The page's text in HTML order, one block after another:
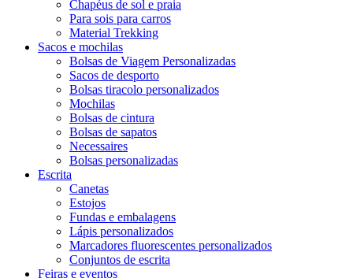
Chapéus de sol e praia
Para sois para carros
Material Trekking
Sacos e mochilas
Bolsas de Viagem Personalizadas
Sacos de desporto
Bolsas tiracolo personalizados
Mochilas
Bolsas de cintura
Bolsas de sapatos
Necessaires
Bolsas personalizadas
Escrita
Canetas
Estojos
Fundas e embalagens
Lápis personalizados
Marcadores fluorescentes personalizados
Conjuntos de escrita
Feiras e eventos